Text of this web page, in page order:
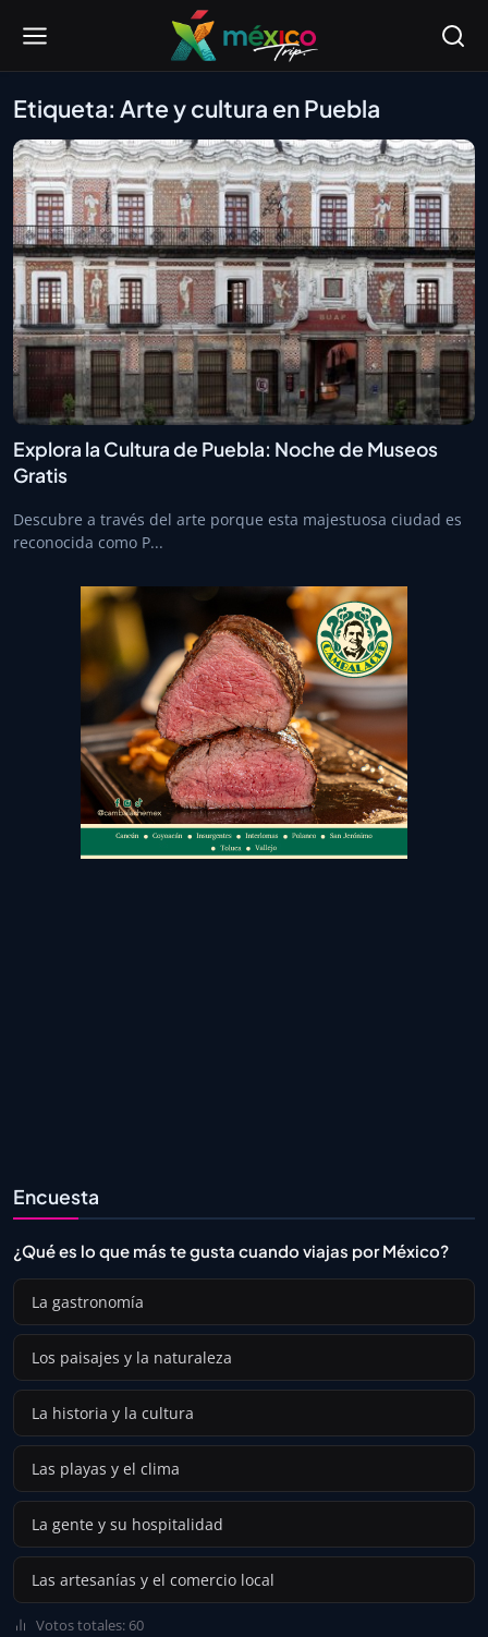
Etiqueta: Arte y cultura en Puebla
Explora la Cultura de Puebla: Noche de Museos
Gratis
Descubre a través del arte porque esta majestuosa ciudad es
reconocida como P...
Encuesta
¿Qué es lo que más te gusta cuando viajas por México?
La gastronomía
Los paisajes y la naturaleza
La historia y la cultura
Las playas y el clima
La gente y su hospitalidad
Las artesanías y el comercio local
Votos totales: 60